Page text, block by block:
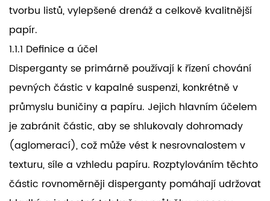
tvorbu listů, vylepšené drenáž a celkově kvalitnější
papír.
1.1.1 Definice a účel
Disperganty se primárně používají k řízení chování
pevných částic v kapalné suspenzi, konkrétně v
průmyslu buničiny a papíru. Jejich hlavním účelem
je zabránit částic, aby se shlukovaly dohromady
(aglomerací), což může vést k nesrovnalostem v
texturu, síle a vzhledu papíru. Rozptylováním těchto
částic rovnoměrněji disperganty pomáhají udržovat